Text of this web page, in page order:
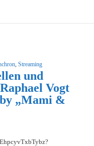
,Streaming
und
Vogt
by „Mami &